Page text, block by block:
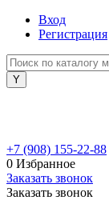
Вход
Регистрация
+7 (908) 155-22-88
0 Избранное
Заказать звонок
Заказать звонок